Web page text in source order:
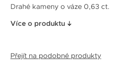
Drahé kameny o váze 0,63 ct.
Více o produktu
Přejít na podobné produkty